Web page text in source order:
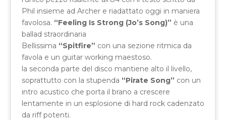
Phil insieme ad Archer e riadattato oggi in maniera
favolosa. “Feeling Is Strong (Jo’s Song)” è una
ballad straordinaria
Bellissima “Spitfire” con una sezione ritmica da
favola e un guitar working maestoso.
la seconda parte del disco mantiene alto il livello,
soprattutto con la stupenda “Pirate Song” con un
intro acustico che porta il brano a crescere
lentamente in un esplosione di hard rock cadenzato
da riff potenti.